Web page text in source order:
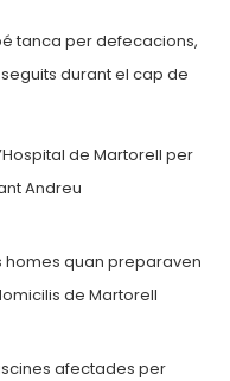
tanca per defecacions,
durant el cap de
de Martorell per
Andreu
homes quan preparaven
de Martorell
afectades per